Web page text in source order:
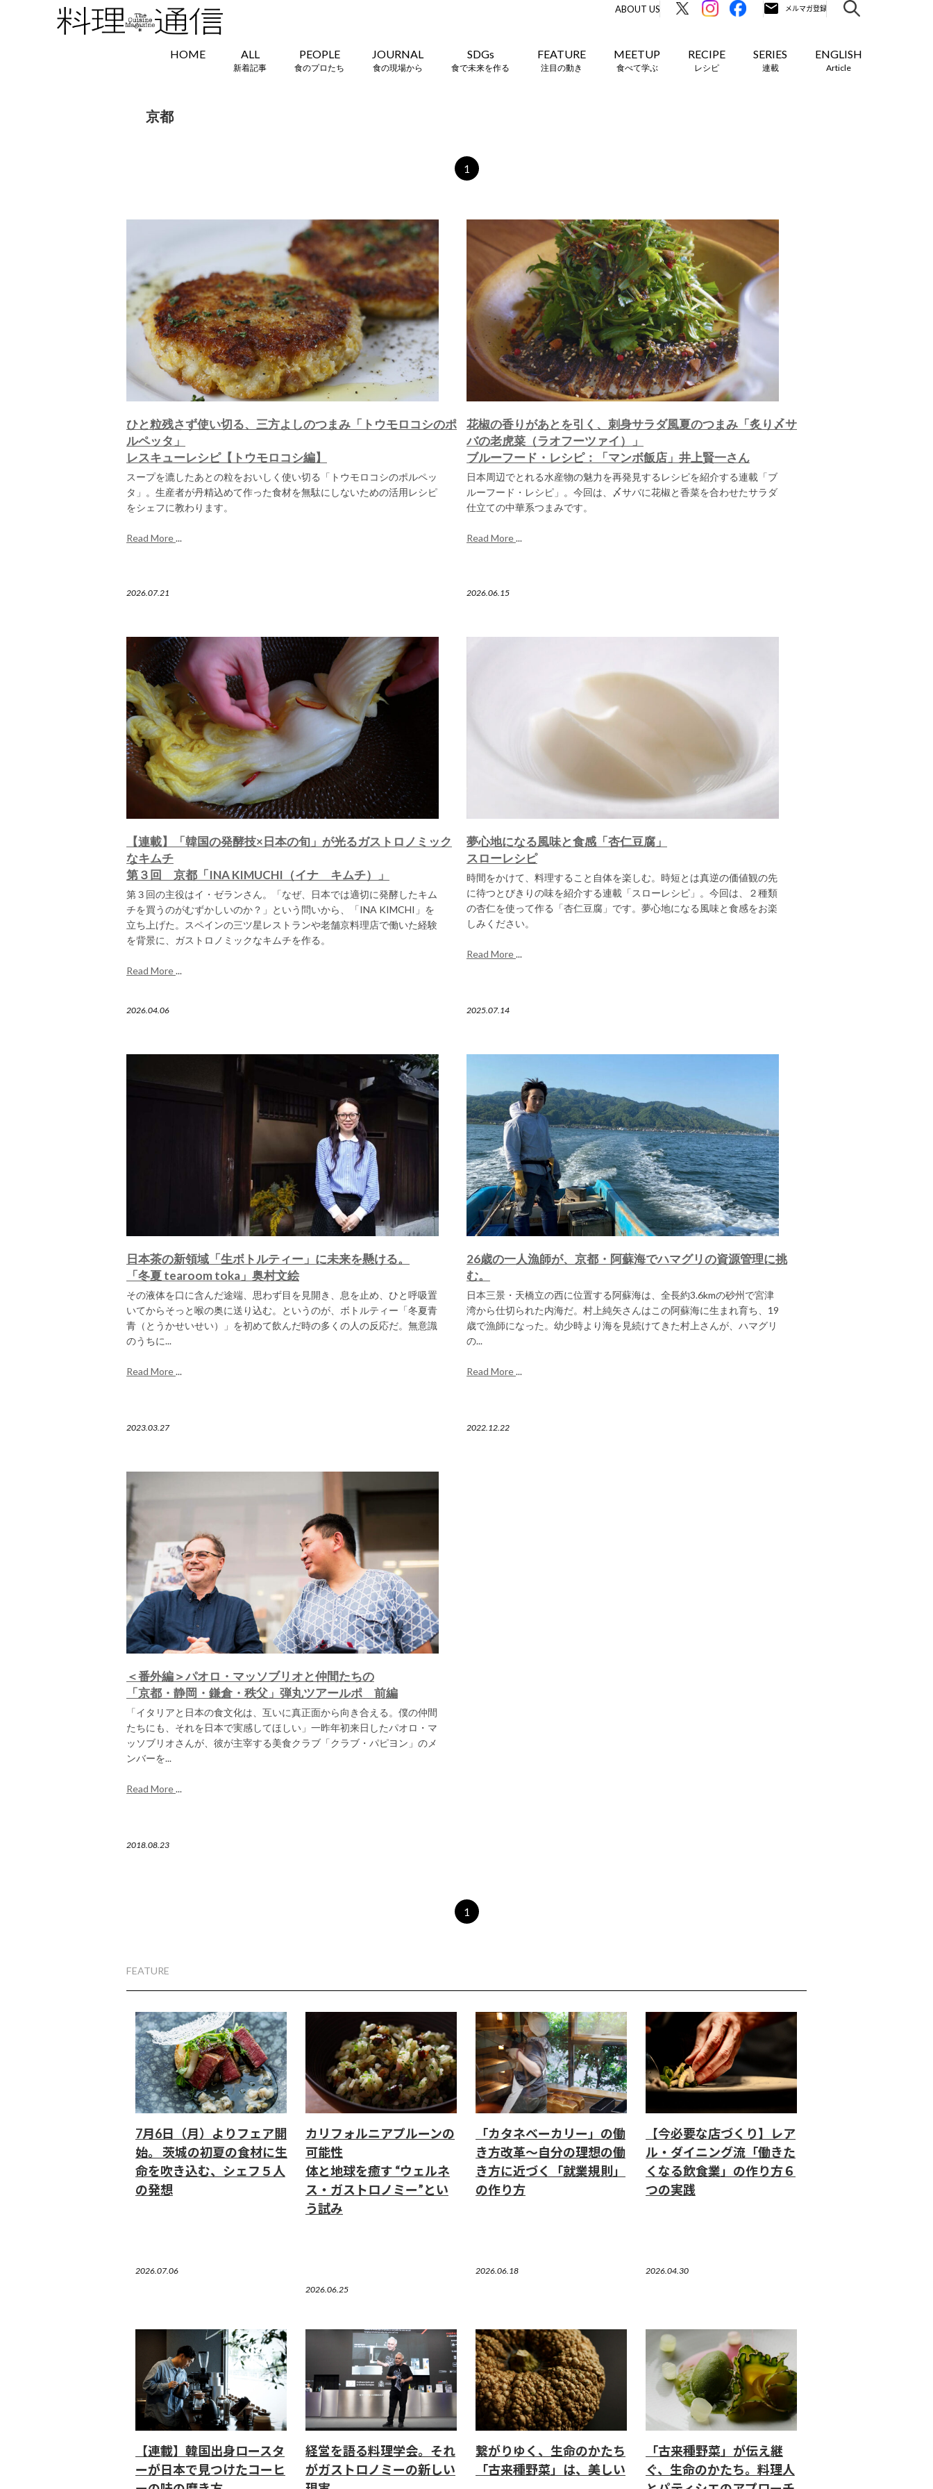
ABOUT US
HOME ALL
新着記事
PEOPLE
食のプロたち
JOURNAL
食の現場から
SDGs
食で未来を作る
FEATURE
注目の動き
MEETUP
食べて学ぶ
RECIPE
レシピ
SERIES
連載
ENGLISH
Article
京都
1
ひと粒残さず使い切る、三方よしのつまみ「トウモロコシのポ
ルペッタ」
レスキューレシピ【トウモロコシ編】
スープを漉したあとの粒をおいしく使い切る「トウモロコシのポルペッ
タ」。生産者が丹精込めて作った食材を無駄にしないための活用レシピ
をシェフに教わります。
Read More...
2026.07.21
花椒の香りがあとを引く、刺身サラダ風夏のつまみ「炙り〆サ
バの老虎菜（ラオフーツァイ）」
ブルーフード・レシピ：「マンボ飯店」井上賢一さん
日本周辺でとれる水産物の魅力を再発見するレシピを紹介する連載「ブ
ルーフード・レシピ」。今回は、〆サバに花椒と香菜を合わせたサラダ
仕立ての中華系つまみです。
Read More...
2026.06.15
【連載】「韓国の発酵技×日本の旬」が光るガストロノミック
なキムチ
第３回 京都「INA KIMUCHI（イナ キムチ）」
第３回の主役はイ・ゼランさん。「なぜ、日本では適切に発酵したキム
チを買うのがむずかしいのか？」という問いから、「INA KIMCHI」を
立ち上げた。スペインの三ツ星レストランや老舗京料理店で働いた経験
を背景に、ガストロノミックなキムチを作る。
Read More...
2026.04.06
夢心地になる風味と食感「杏仁豆腐」
スローレシピ
時間をかけて、料理すること自体を楽しむ。時短とは真逆の価値観の先
に待つとびきりの味を紹介する連載「スローレシピ」。今回は、２種類
の杏仁を使って作る「杏仁豆腐」です。夢心地になる風味と食感をお楽
しみください。
Read More...
2025.07.14
日本茶の新領域「生ボトルティー」に未来を懸ける。
「冬夏 tearoom toka」奥村文絵
その液体を口に含んだ途端、思わず目を見開き、息を止め、ひと呼吸置
いてからそっと喉の奥に送り込む。というのが、ボトルティー「冬夏青
青（とうかせいせい）」を初めて飲んだ時の多くの人の反応だ。無意識
のうちに...
Read More...
2023.03.27
26歳の一人漁師が、京都・阿蘇海でハマグリの資源管理に挑
む。
日本三景・天橋立の西に位置する阿蘇海は、全長約3.6kmの砂州で宮津
湾から仕切られた内海だ。村上純矢さんはこの阿蘇海に生まれ育ち、19
歳で漁師になった。幼少時より海を見続けてきた村上さんが、ハマグリ
の...
Read More...
2022.12.22
＜番外編＞パオロ・マッソブリオと仲間たちの
「京都・静岡・鎌倉・秩父」弾丸ツアールポ 前編
「イタリアと日本の食文化は、互いに真正面から向き合える。僕の仲間
たちにも、それを日本で実感してほしい」一昨年初来日したパオロ・マ
ッソブリオさんが、彼が主宰する美食クラブ「クラブ・パピヨン」のメ
ンバーを...
Read More...
2018.08.23
1
FEATURE
7月6日（月）よりフェア開
始。 茨城の初夏の食材に生
命を吹き込む、シェフ５人
の発想
2026.07.06
カリフォルニアプルーンの
可能性
体と地球を癒す “ウェルネ
ス・ガストロノミー”とい
う試み
2026.06.25
「カタネベーカリー」の働
き方改革～自分の理想の働
き方に近づく「就業規則」
の作り方
2026.06.18
【今必要な店づくり】レア
ル・ダイニング流「働きた
くなる飲食業」の作り方６
つの実践
2026.04.30
【連載】韓国出身ロースタ
ーが日本で見つけたコーヒ
経営を語る料理学会。それ
がガストロノミーの新しい
繋がりゆく、生命のかたち
「古来種野菜」は、美しい
「古来種野菜」が伝え継
ぐ、生命のかたち。料理人